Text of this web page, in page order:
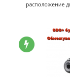
расположение